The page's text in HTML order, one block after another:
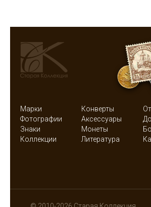
Марки Конверты
Фотографии
Аксессуары
Знаки
Монеты
Коллекции
Литература